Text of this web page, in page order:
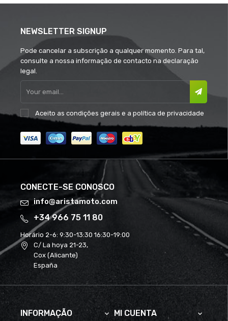
NEWSLETTER SIGNUP
Pode cancelar a subscrição a qualquer momento. Para tal,
consulte a nossa informação de contacto na declaração
legal.
Aceito as condições gerais e a política de privacidade
CONECTE-SE CONOSCO
info@aristamoto.com
+34 966 75 11 80
Horário 2-6: 9:30-13:30 16:30-19:00
C/ La hoya 21-23,
Cox (Alicante)
España
INFORMAÇÃO  MI CUENTA 